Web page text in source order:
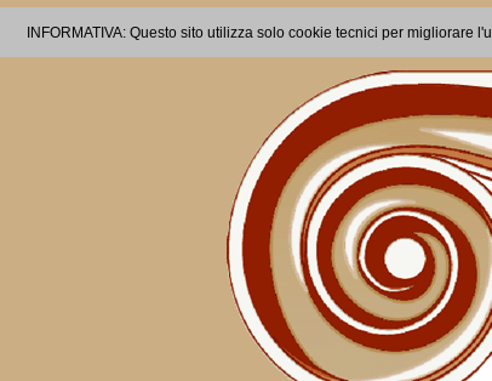
INFORMATIVA: Questo sito utilizza solo cookie tecnici per migliorare